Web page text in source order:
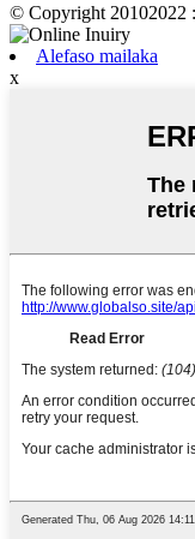
© Copyright 20102022
Alefaso mailaka
x